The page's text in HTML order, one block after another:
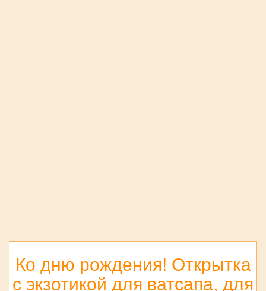
Ко дню рождения! Открытка
с экзотикой для ватсапа, для